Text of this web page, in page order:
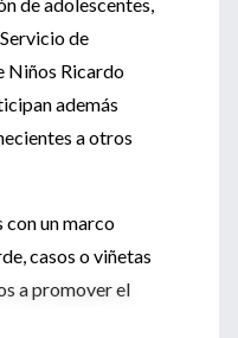
de
Niños Ricardo
además
a otros
con un marco
casos o viñetas
a promover el